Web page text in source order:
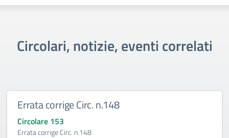
Circolari, notizie, eventi correlati
Errata corrige Circ. n.148
Circolare 153
Errata corrige Circ. n.148